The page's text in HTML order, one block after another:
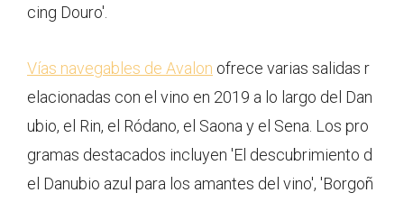
cing Douro'.
Vías navegables de Avalon ofrece varias salidas r
elacionadas con el vino en 2019 a lo largo del Dan
ubio, el Rin, el Ródano, el Saona y el Sena. Los pro
gramas destacados incluyen 'El descubrimiento d
el Danubio azul para los amantes del vino', 'Borgoñ